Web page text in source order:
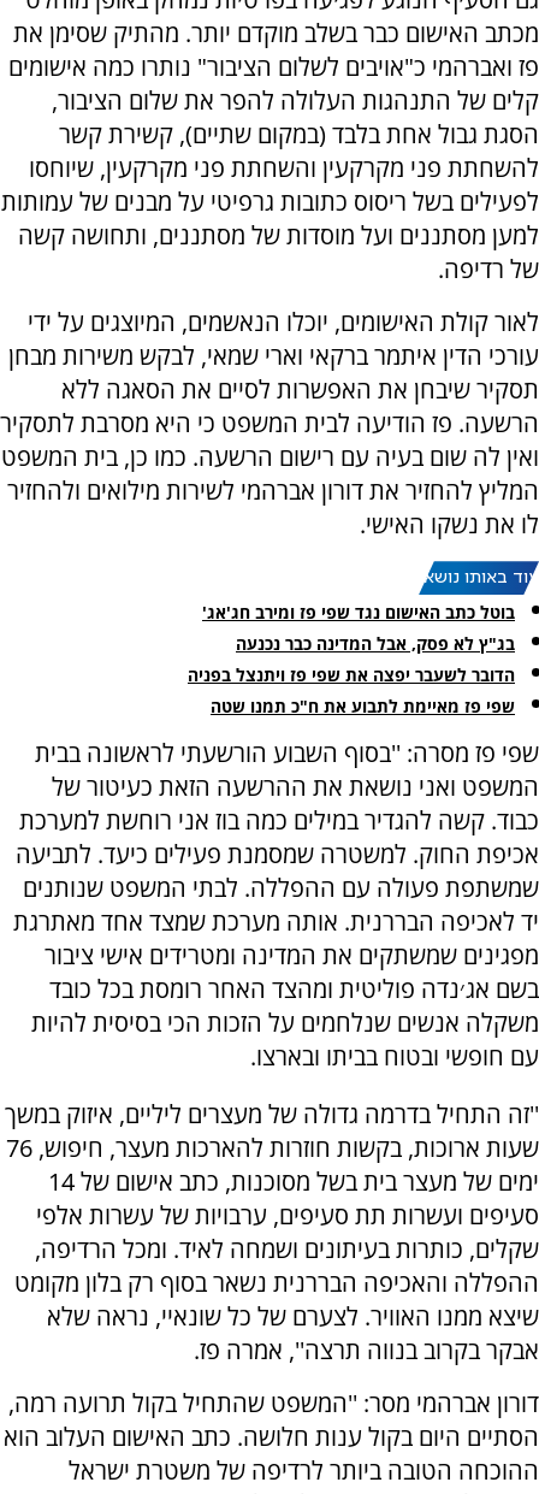
מכתב האישום כבר בשלב מוקדם יותר. מהתיק שסימן את
פז ואברהמי כ"אויבים לשלום הציבור" נותרו כמה אישומים
קלים של התנהגות העלולה להפר את שלום הציבור,
הסגת גבול אחת בלבד (במקום שתיים), קשירת קשר
להשחתת פני מקרקעין והשחתת פני מקרקעין, שיוחסו
לפעילים בשל ריסוס כתובות גרפיטי על מבנים של עמותות
למען מסתננים ועל מוסדות של מסתננים, ותחושה קשה
של רדיפה.
לאור קולת האישומים, יוכלו הנאשמים, המיוצגים על ידי
עורכי הדין איתמר ברקאי וארי שמאי, לבקש משירות מבחן
תסקיר שיבחן את האפשרות לסיים את הסאגה ללא
הרשעה. פז הודיעה לבית המשפט כי היא מסרבת לתסקיר
ואין לה שום בעיה עם רישום הרשעה. כמו כן, בית המשפט
המליץ להחזיר את דורון אברהמי לשירות מילואים ולהחזיר
לו את נשקו האישי.
עוד באותו נושא:
בוטל כתב האישום נגד שפי פז ומירב חג'אג'
בג"ץ לא פסק, אבל המדינה כבר נכנעה
הדובר לשעבר יפצה את שפי פז ויתנצל בפניה
שפי פז מאיימת לתבוע את ח"כ תמנו שטה
שפי פז מסרה: ''בסוף השבוע הורשעתי לראשונה בבית
המשפט ואני נושאת את ההרשעה הזאת כעיטור של
כבוד. קשה להגדיר במילים כמה בוז אני רוחשת למערכת
אכיפת החוק. למשטרה שמסמנת פעילים כיעד. לתביעה
שמשתפת פעולה עם ההפללה. לבתי המשפט שנותנים
יד לאכיפה הבררנית. אותה מערכת שמצד אחד מאתרגת
מפגינים שמשתקים את המדינה ומטרידים אישי ציבור
בשם אג׳נדה פוליטית ומהצד האחר רומסת בכל כובד
משקלה אנשים שנלחמים על הזכות הכי בסיסית להיות
עם חופשי ובטוח בביתו ובארצו.
''זה התחיל בדרמה גדולה של מעצרים ליליים, איזוק במשך
שעות ארוכות, בקשות חוזרות להארכות מעצר, חיפוש, 76
ימים של מעצר בית בשל מסוכנות, כתב אישום של 14
סעיפים ועשרות תת סעיפים, ערבויות של עשרות אלפי
שקלים, כותרות בעיתונים ושמחה לאיד. ומכל הרדיפה,
ההפללה והאכיפה הבררנית נשאר בסוף רק בלון מקומט
שיצא ממנו האוויר. לצערם של כל שונאיי, נראה שלא
אבקר בקרוב בנווה תרצה'', אמרה פז.
דורון אברהמי מסר: ''המשפט שהתחיל בקול תרועה רמה,
הסתיים היום בקול ענות חלושה. כתב האישום העלוב הוא
ההוכחה הטובה ביותר לרדיפה של משטרת ישראל